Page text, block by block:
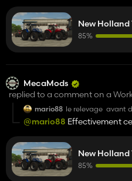
New Holland
85%
MecaMods
replied to a comment on a
mario88 le relevage avant
les new holland !!!!
@mario88 Effectivement
New Holland
85%